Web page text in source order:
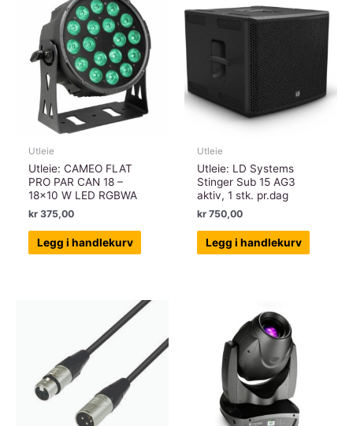
Utleie
Utleie: CAMEO FLAT
PRO PAR CAN 18 –
18×10 W LED RGBWA
kr 375,00
Legg i handlekurv
Utleie
Utleie: LD Systems
Stinger Sub 15 AG3
aktiv, 1 stk. pr.dag
kr 750,00
Legg i handlekurv